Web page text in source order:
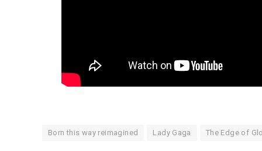
Born this way reimagined Lady Gaga The Edge of